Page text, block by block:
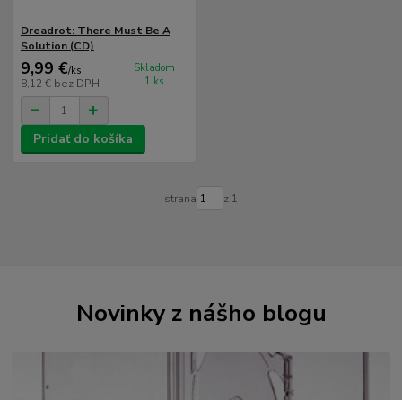
Dreadrot: There Must Be A
Solution (CD)
9,99 €/ks
8,12 € bez DPH
Skladom
1 ks
Pridať do košíka
strana z 1
Novinky z nášho blogu